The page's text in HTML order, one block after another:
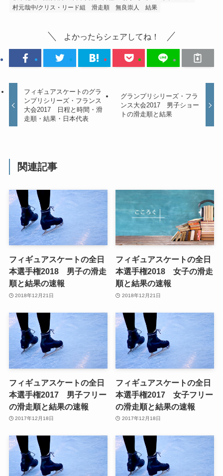
村元哉中/クリス・リード組
滑走順 無良崇人 結果
よかったらシェアしてね！
フィギュアスケートのグラ
ンプリシリーズ・フランス
大会2017 日程と時間・滑
走順・結果・日本代表
グランプリシリーズ・フラ
ンス大会2017 男子ショー
トの滑走順と結果
関連記事
フィギュアスケートの全日
本選手権2018 男子の滑走
順と結果の速報
2018年12月21日
フィギュアスケートの全日
本選手権2018 女子の滑走
順と結果の速報
2018年12月21日
フィギュアスケートの全日
本選手権2017 男子フリー
の滑走順と結果の速報
2017年12月18日
フィギュアスケートの全日
本選手権2017 女子フリー
の滑走順と結果の速報
2017年12月18日